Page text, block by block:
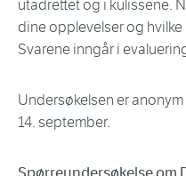
utadrettet og i kulissene.
dine opplevelser og
Svarene inngår i
Undersøkelsen er
14. september.